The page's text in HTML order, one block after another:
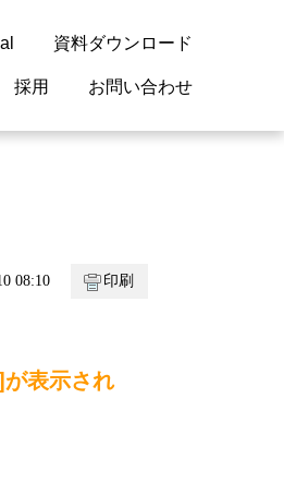
閉じる
資料ダウンロード
採用 お問い合わせ
08:10 印刷
表示され